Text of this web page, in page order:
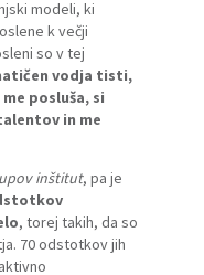
modeli, ki
k večji
so v tej
vodja tisti,
posluša, si
in me
inštitut, pa je
, torej takih, da so
70 odstotkov jih